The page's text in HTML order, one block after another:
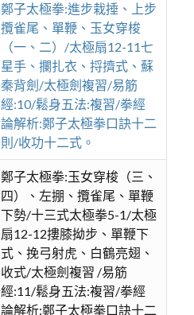
鄭子太極拳:進步栽捶、上步
攬雀尾、單鞭、玉女穿梭
（一、二）/太極扇12-11七
星手、攔扎衣、捋擠式、蘇
秦背劍/太極劍複習/易筋
經:10/鬆身五法:複習/拳經
論解析:鄭子太極拳口訣十二
則/收功十二式。
鄭子太極拳:玉女穿梭（三、
四）、左掤、攬雀尾、單鞭
下勢/十三式太極拳5-1/太極
扇12-12摟膝拗步、單鞭下
式、挽弓射虎、白鶴亮翅、
收式/太極劍複習 /易筋
經:11/鬆身五法:複習/拳經
論解析:鄭子太極拳口訣十二